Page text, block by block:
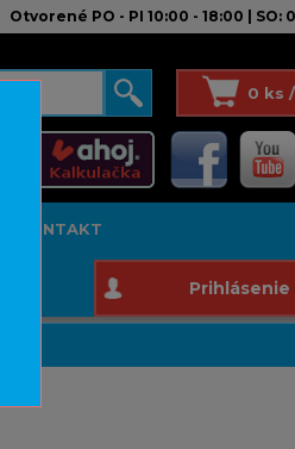
Otvorené PO - PI 10:00 - 18:00 | SO:
0 ks
KONTAKT
Prihlásenie